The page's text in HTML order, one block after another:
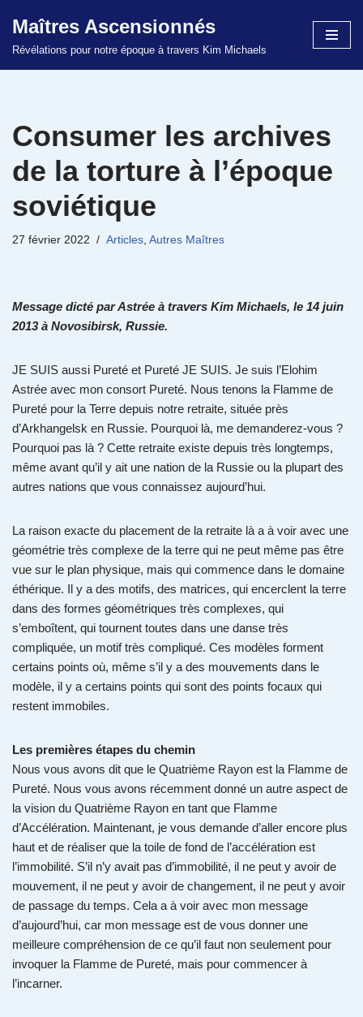
Aller
Maîtres Ascensionnés
Révélations pour notre époque à travers Kim Michaels
Consumer les archives
de la torture à l’époque
soviétique
27 février 2022 Articles, Autres Maîtres
Message dicté par Astrée à travers Kim Michaels, le 14 juin
2013 à Novosibirsk, Russie.
JE SUIS aussi Pureté et Pureté JE SUIS. Je suis l’Elohim
Astrée avec mon consort Pureté. Nous tenons la Flamme de
Pureté pour la Terre depuis notre retraite, située près
d’Arkhangelsk en Russie. Pourquoi là, me demanderez-vous ?
Pourquoi pas là ? Cette retraite existe depuis très longtemps,
même avant qu’il y ait une nation de la Russie ou la plupart des
autres nations que vous connaissez aujourd’hui.
La raison exacte du placement de la retraite là a à voir avec une
géométrie très complexe de la terre qui ne peut même pas être
vue sur le plan physique, mais qui commence dans le domaine
éthérique. Il y a des motifs, des matrices, qui encerclent la terre
dans des formes géométriques très complexes, qui
s’emboîtent, qui tournent toutes dans une danse très
compliquée, un motif très compliqué. Ces modèles forment
certains points où, même s’il y a des mouvements dans le
modèle, il y a certains points qui sont des points focaux qui
restent immobiles.
Les premières étapes du chemin
Nous vous avons dit que le Quatrième Rayon est la Flamme de
Pureté. Nous vous avons récemment donné un autre aspect de
la vision du Quatrième Rayon en tant que Flamme
d’Accélération. Maintenant, je vous demande d’aller encore plus
haut et de réaliser que la toile de fond de l’accélération est
l’immobilité. S’il n’y avait pas d’immobilité, il ne peut y avoir de
mouvement, il ne peut y avoir de changement, il ne peut y avoir
de passage du temps. Cela a à voir avec mon message
d’aujourd’hui, car mon message est de vous donner une
meilleure compréhension de ce qu’il faut non seulement pour
invoquer la Flamme de Pureté, mais pour commencer à
l’incarner.